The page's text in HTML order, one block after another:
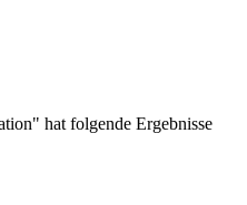
hat folgende Ergebnisse